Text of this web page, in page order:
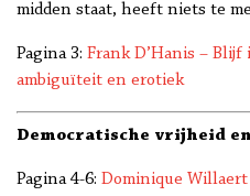
midden staat, heeft niets te
Pagina 3: Frank D’Hanis –
ambiguïteit en erotiek
Democratische vrijheid
Pagina 4-6: Dominique